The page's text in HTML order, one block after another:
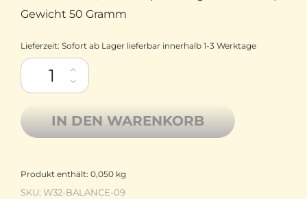
Gewicht 50 Gramm
Lieferzeit: Sofort ab Lager lieferbar innerhalb 1-3 Werktage
Atelier Zitron Merinowolle extrafine mit Tencel Balance 09
IN DEN WARENKORB
Produkt enthält: 0,050 kg
SKU: W32-BALANCE-09